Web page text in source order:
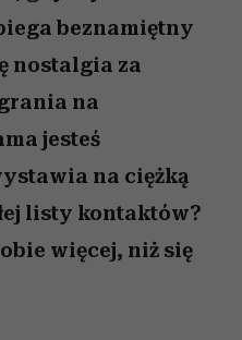
beznamiętny
nostalgia za
na
jesteś
na ciężką
listy kontaktów?
więcej, niż się